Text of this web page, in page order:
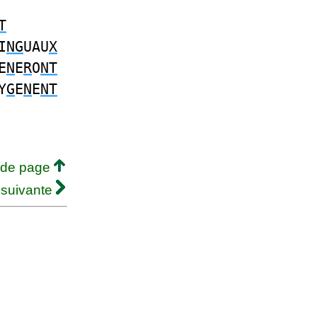
NGUAUX
ENERONT
GENENT
page